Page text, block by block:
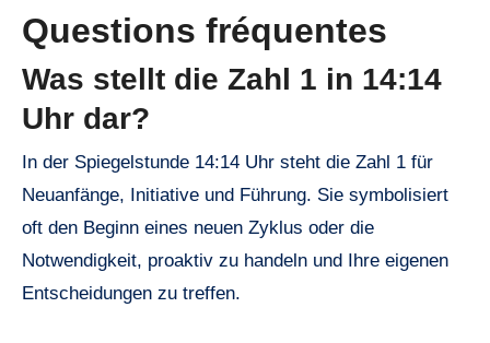
Questions fréquentes
Was stellt die Zahl 1 in 14:14
Uhr dar?
In der Spiegelstunde 14:14 Uhr steht die Zahl 1 für
Neuanfänge, Initiative und Führung. Sie symbolisiert
oft den Beginn eines neuen Zyklus oder die
Notwendigkeit, proaktiv zu handeln und Ihre eigenen
Entscheidungen zu treffen.